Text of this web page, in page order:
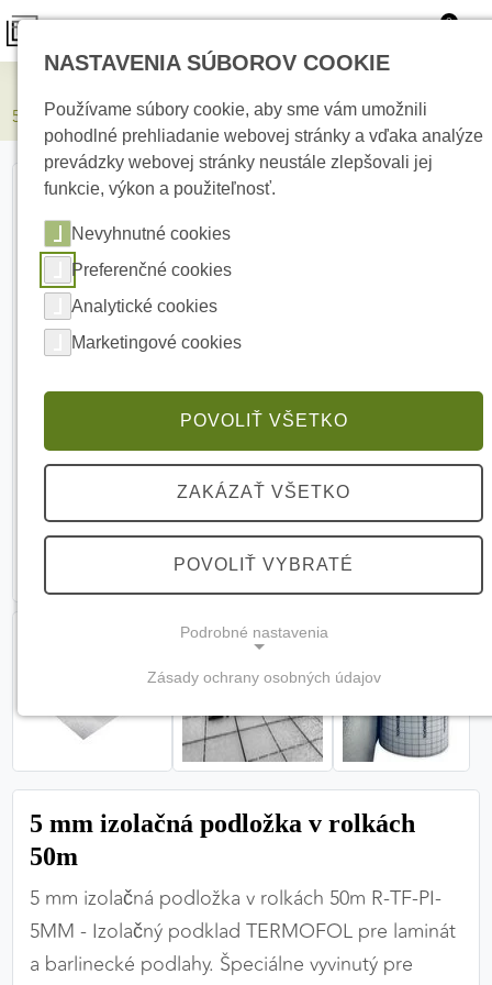
0
5 mm izolačná podložka v rolkách 50m
5 mm izolačná podložka v rolkách
50m
5 mm izolačná podložka v rolkách 50m R-TF-PI-
5MM - Izolačný podklad TERMOFOL pre laminát
a barlinecké podlahy. Špeciálne vyvinutý pre
NASTAVENIA SÚBOROV COOKIE
Používame súbory cookie, aby sme vám umožnili
pohodlné prehliadanie webovej stránky a vďaka analýze
prevádzky webovej stránky neustále zlepšovali jej
funkcie, výkon a použiteľnosť.
Nevyhnutné cookies
Preferenčné cookies
Analytické cookies
Marketingové cookies
POVOLIŤ VŠETKO
ZAKÁZAŤ VŠETKO
POVOLIŤ VYBRATÉ
Podrobné nastavenia
(vždy aktívne, nemožno vypnúť)
Tieto cookies sú potrebné na správne fungovanie
zabezpečiť jej plnú funkčnosť.
PREFERENČNÉ COOKIES
Zásady ochrany osobných údajov